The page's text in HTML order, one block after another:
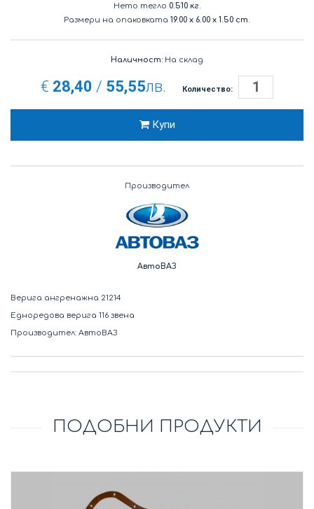
Нето тегло 0.510 кг.
Размери на опаковката 19.00 x 6.00 x 1.50 cm.
Наличност: На склад
€ 28,40 / 55,55лв. Количество:
Купи
Производител
АвтоВАЗ
Верига ангренажна 21214
Едноредова верига 116 звена
Производител: АвтоВАЗ
ПОДОБНИ ПРОДУКТИ